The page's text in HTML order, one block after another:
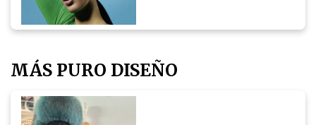
MÁS PURO DISEÑO